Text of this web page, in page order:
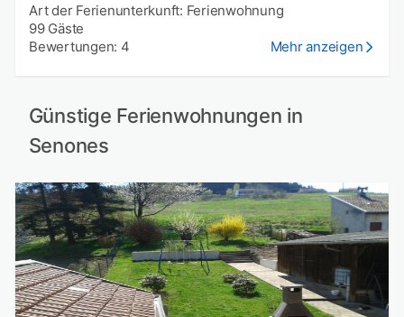
Art der Ferienunterkunft: Ferienwohnung
99 Gäste
Bewertungen: 4
Mehr anzeigen
Günstige Ferienwohnungen in
Senones